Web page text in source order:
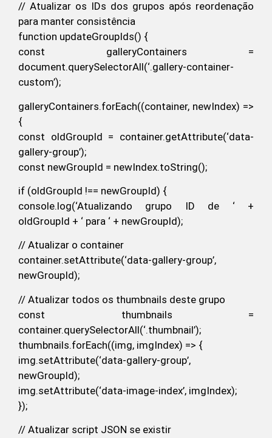
// Atualizar os IDs dos grupos após reordenação
para manter consistência
function updateGroupIds() {
const galleryContainers =
document.querySelectorAll(‘.gallery-container-
custom’);
galleryContainers.forEach((container, newIndex) =>
{
const oldGroupId = container.getAttribute(‘data-
gallery-group’);
const newGroupId = newIndex.toString();
if (oldGroupId !== newGroupId) {
console.log(‘Atualizando grupo ID de ‘ +
oldGroupId + ‘ para ‘ + newGroupId);
// Atualizar o container
container.setAttribute(‘data-gallery-group’,
newGroupId);
// Atualizar todos os thumbnails deste grupo
const thumbnails =
container.querySelectorAll(‘.thumbnail’);
thumbnails.forEach((img, imgIndex) => {
img.setAttribute(‘data-gallery-group’,
newGroupId);
img.setAttribute(‘data-image-index’, imgIndex);
});
// Atualizar script JSON se existir